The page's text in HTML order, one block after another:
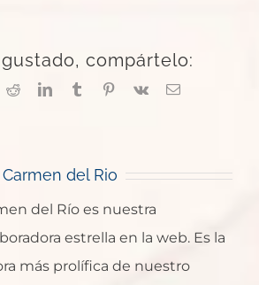
compártelo:
RedditLinkedInTumblrPinterest
Vk
Correo
Carmen del Rio
del Río es nuestra
estrella en la web. Es la
más prolífica de nuestro